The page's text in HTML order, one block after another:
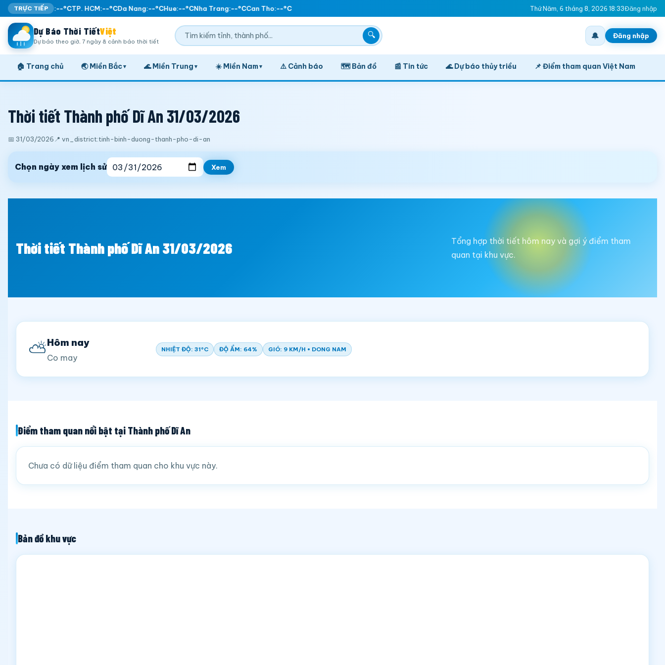
TRỰC TIẾP
Ha Noi:--°CTP. HCM:--°CDa Nang:--°CHue:--°CNha Trang:--°CCan Tho:--°C Thứ Năm, 6 tháng 8, 2026 18:33Đăng nhập
Dự Báo Thời TiếtViệt
Dự báo theo giờ, 7 ngày & cảnh báo thời tiết
🔍 🔔 Đăng nhập
🏠 Trang chủ 🌏 Miền Bắc▾ 🌊 Miền Trung ▾ ☀️ Miền Nam▾ ⚠️ Cảnh báo 🗺️ Bản đồ 📰 Tin tức 🌊 Dự báo thủy triều 📌 Điểm tham quan Việt Nam
Thời tiết Thành phố Dĩ An 31/03/2026
📅 31/03/2026 📍 vn_district:tinh-binh-duong-thanh-pho-di-an
Chọn ngày xem lịch sử Xem
Thời tiết Thành phố Dĩ An 31/03/2026
Tổng hợp thời tiết hôm nay và gợi ý điểm tham
quan tại khu vực.
⛅Hôm nay
Co may
NHIỆT ĐỘ: 31°C ĐỘ ẨM: 64% GIÓ: 9 KM/H • DONG NAM
Điểm tham quan nổi bật tại Thành phố Dĩ An
Chưa có dữ liệu điểm tham quan cho khu vực này.
Bản đồ khu vực